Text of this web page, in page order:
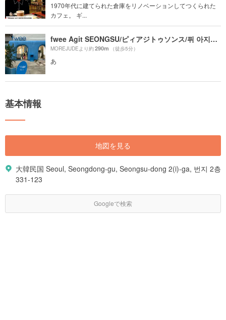
1970年代に建てられた倉庫をリノベーションしてつくられた
カフェ。 ギ...
fwee Agit SEONGSU/ピィアジトゥソンス/퓌 아지트 성수
MOREJUDEより約290m （徒歩5分）
あ
基本情報
地図を見る
大韓民国 Seoul, Seongdong-gu, Seongsu-dong 2(i)-ga, 번지 2층
331-123
Googleで検索